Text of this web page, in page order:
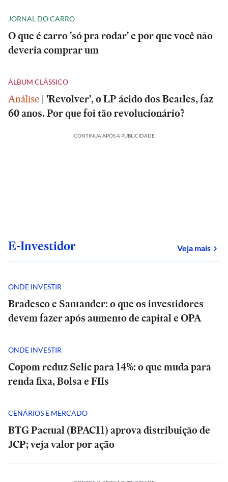
JORNAL DO CARRO
O que é carro 'só pra rodar' e por que você não
deveria comprar um
ÁLBUM CLÁSSICO
Análise | 'Revolver', o LP ácido dos Beatles, faz
60 anos. Por que foi tão revolucionário?
CONTINUA APÓS A PUBLICIDADE
E-Investidor Veja mais
ONDE INVESTIR
Bradesco e Santander: o que os investidores
devem fazer após aumento de capital e OPA
ONDE INVESTIR
Copom reduz Selic para 14%: o que muda para
renda fixa, Bolsa e FIIs
CENÁRIOS E MERCADO
BTG Pactual (BPAC11) aprova distribuição de
JCP; veja valor por ação